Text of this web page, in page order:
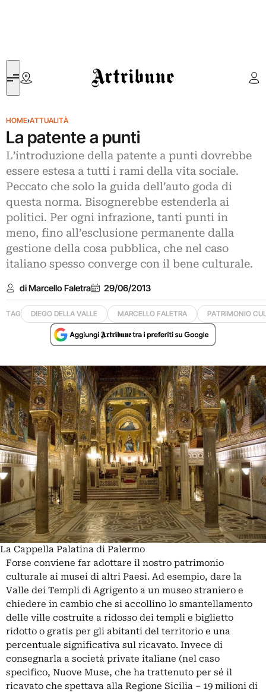
Artribune
HOME›ATTUALITÀ
La patente a punti
L’introduzione della patente a punti dovrebbe
essere estesa a tutti i rami della vita sociale.
Peccato che solo la guida dell’auto goda di
questa norma. Bisognerebbe estenderla ai
politici. Per ogni infrazione, tanti punti in
meno, fino all’esclusione permanente dalla
gestione della cosa pubblica, che nel caso
italiano spesso converge con il bene culturale.
di Marcello Faletra 29/06/2013
TAG DIEGO DELLA VALLE MARCELLO FALETRA PATRIMONIO
La Cappella Palatina di Palermo
Forse conviene far adottare il nostro patrimonio
culturale ai musei di altri Paesi. Ad esempio, dare la
Valle dei Templi di Agrigento a un museo straniero e
chiedere in cambio che si accollino lo smantellamento
delle ville costruite a ridosso dei templi e biglietto
ridotto o gratis per gli abitanti del territorio e una
percentuale significativa sul ricavato. Invece di
consegnarla a società private italiane (nel caso
specifico, Nuove Muse, che ha trattenuto per sé il
ricavato che spettava alla Regione Sicilia – 19 milioni di